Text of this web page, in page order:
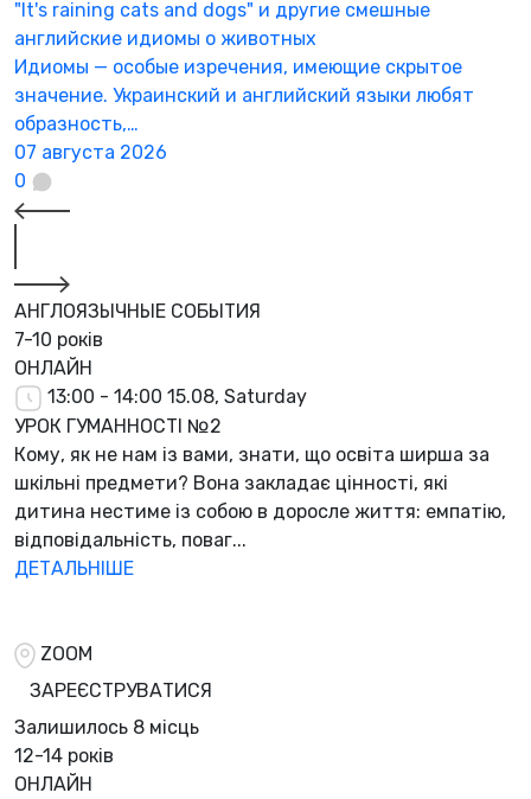
"It's raining cats and dogs" и другие смешные
английские идиомы о животных
Идиомы — особые изречения, имеющие скрытое
значение. Украинский и английский языки любят
образность,…
07 августа 2026
0
АНГЛОЯЗЫЧНЫЕ СОБЫТИЯ
7-10 років
ОНЛАЙН
13:00 - 14:00 15.08, Saturday
УРОК ГУМАННОСТІ №2
Кому, як не нам із вами, знати, що освіта ширша за
шкільні предмети? Вона закладає цінності, які
дитина нестиме із собою в доросле життя: емпатію,
відповідальність, поваг...
ДЕТАЛЬНІШЕ
ZOOM
ЗАРЕЄСТРУВАТИСЯ
Залишилось 8 місць
12-14 років
ОНЛАЙН